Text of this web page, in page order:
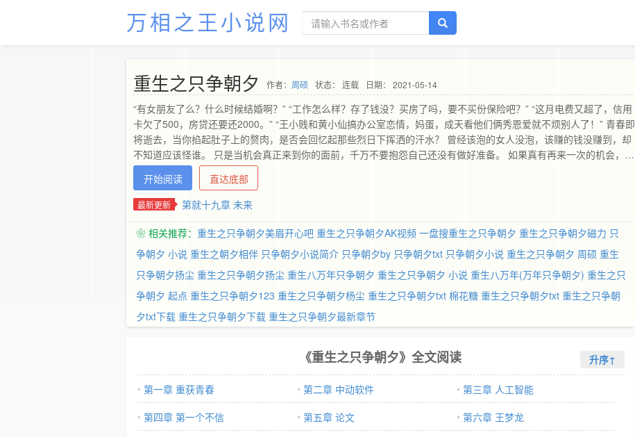
万相之王小说网
重生之只争朝夕 作者： 周硕 状态： 连载 日期： 2021-05-14
“有女朋友了么？什么时候结婚啊？” “工作怎么样？存了钱没？买房了吗，要不买份保险吧？” “这月电费又超了，信用
卡欠了500，房贷还要还2000。” “王小贱和黄小仙搞办公室恋情，妈蛋，成天看他们俩秀恩爱就不烦别人了！” 青春即
将逝去，当你掐起肚子上的赘肉，是否会回忆起那些烈日下挥洒的汗水？ 曾经该泡的女人没泡，该赚的钱没赚到，却
不知道应该怪谁。 只是当机会真正来到你的面前，千万不要抱怨自己还没有做好准备。 如果真有再来一次的机会，你
是否还愿意虚掷光阴？ 重生，就是再来一次的童话。 侯世达摸着自己久别重逢的六块腹肌，下定决心。 这一次，他
要创造一个帝国，智能软件的帝国。
开始阅读 直达底部
最新更新 第就十九章 未来
❀ 相关推荐： 重生之只争朝夕美眉开心吧 重生之只争朝夕AK视频 一盘搜重生之只争朝夕 重生之只争朝夕磁力 只
争朝夕 小说 重生之朝夕相伴 只争朝夕小说简介 只争朝夕by 只争朝夕txt 只争朝夕小说 重生之只争朝夕 周硕 重生
只争朝夕扬尘 重生之只争朝夕扬尘 重生八万年只争朝夕 重生之只争朝夕 小说 重生八万年(万年只争朝夕) 重生之只
争朝夕 起点 重生之只争朝夕123 重生之只争朝夕杨尘 重生之只争朝夕txt 棉花糖 重生之只争朝夕txt 重生之只争朝
夕txt下载 重生之只争朝夕下载 重生之只争朝夕最新章节
《重生之只争朝夕》全文阅读 升序↑
第一章 重获青春 第二章 中动软件
第三章 人工智能
第四章 第一个不信
第五章 论文
第六章 王梦龙